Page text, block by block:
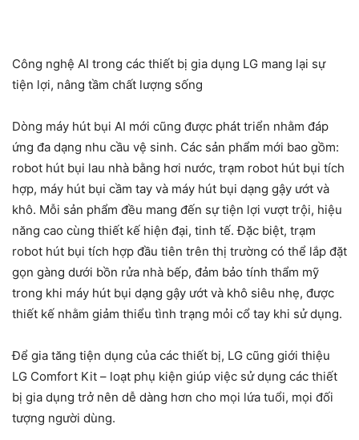
Công nghệ AI trong các thiết bị gia dụng LG mang lại sự
tiện lợi, nâng tầm chất lượng sống
Dòng máy hút bụi AI mới cũng được phát triển nhằm đáp
ứng đa dạng nhu cầu vệ sinh. Các sản phẩm mới bao gồm:
robot hút bụi lau nhà bằng hơi nước, trạm robot hút bụi tích
hợp, máy hút bụi cầm tay và máy hút bụi dạng gậy ướt và
khô. Mỗi sản phẩm đều mang đến sự tiện lợi vượt trội, hiệu
năng cao cùng thiết kế hiện đại, tinh tế. Đặc biệt, trạm
robot hút bụi tích hợp đầu tiên trên thị trường có thể lắp đặt
gọn gàng dưới bồn rửa nhà bếp, đảm bảo tính thẩm mỹ
trong khi máy hút bụi dạng gậy ướt và khô siêu nhẹ, được
thiết kế nhằm giảm thiểu tình trạng mỏi cổ tay khi sử dụng.
Để gia tăng tiện dụng của các thiết bị, LG cũng giới thiệu
LG Comfort Kit – loạt phụ kiện giúp việc sử dụng các thiết
bị gia dụng trở nên dễ dàng hơn cho mọi lứa tuổi, mọi đối
tượng người dùng.